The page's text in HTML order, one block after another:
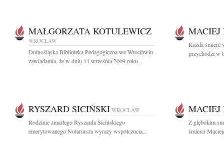
MAŁGORZATA KOTULEWICZ
WROCŁAW
Dolnośląska Biblioteka Pedagogiczna we Wrocławiu
zawiadamia, że w dniu 14 września 2009 roku...
MACIEJ
Każda śmierć
przychodzi w
RYSZARD SICIŃSKI WROCŁAW
Rodzinie zmarłego Ryszarda Sicińskiego
emerytowanego Notariusza wyrazy współczucia...
MACIEJ
Z głębokim
śmierci